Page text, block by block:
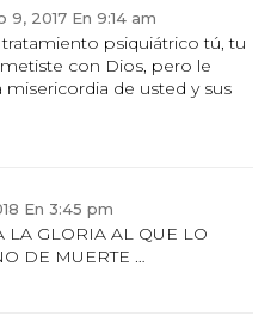
9, 2017 En 9:14 am
psiquiátrico tú, tu
con Dios, pero le
de usted y sus
En 3:45 pm
LA GLORIA AL QUE LO
DE MUERTE …